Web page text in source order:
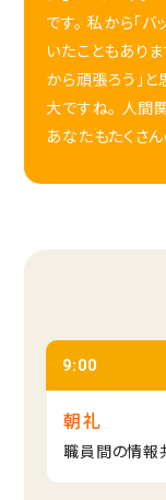
です。 私から「
いたこともありま
から頑張ろう」と
大ですね。 人間
あなたもたくさん
9:00
朝礼
職員間の情報